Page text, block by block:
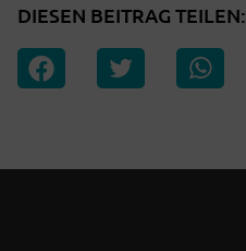
DIESEN BEITRAG TEILEN: